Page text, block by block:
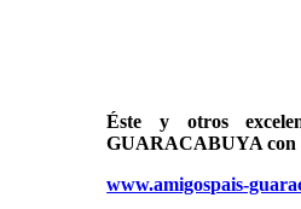
Éste y otros
GUARACABUYA con
www.amigospais-